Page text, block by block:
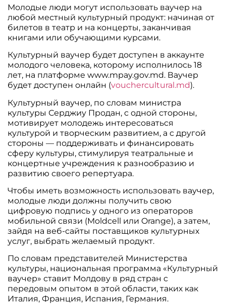
Молодые люди могут использовать ваучер на
любой местный культурный продукт: начиная от
билетов в театр и на концерты, заканчивая
книгами или обучающими курсами.
Культурный ваучер будет доступен в аккаунте
молодого человека, которому исполнилось 18
лет, на платформе www.mpay.gov.md. Ваучер
будет доступен онлайн (vouchercultural.md).
Культурный ваучер, по словам министра
культуры Серджиу Продан, с одной стороны,
мотивирует молодежь интересоваться
культурой и творческим развитием, а с другой
стороны — поддерживать и финансировать
сферу культуры, стимулируя театральные и
концертные учреждения к разнообразию и
развитию своего репертуара.
Чтобы иметь возможность использовать ваучер,
молодые люди должны получить свою
цифровую подпись у одного из операторов
мобильной связи (Moldcell или Orange), а затем,
зайдя на веб-сайты поставщиков культурных
услуг, выбрать желаемый продукт.
По словам представителей Министерства
культуры, национальная программа «Культурный
ваучер» ставит Молдову в ряд стран с
передовым опытом в этой области, таких как
Италия, Франция, Испания, Германия.